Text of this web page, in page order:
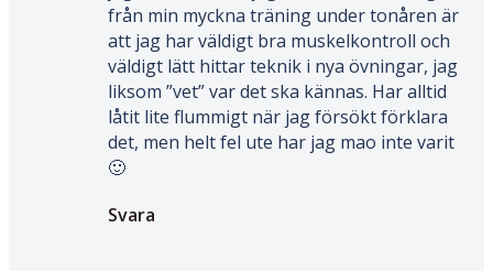
från min myckna träning under tonåren är
att jag har väldigt bra muskelkontroll och
väldigt lätt hittar teknik i nya övningar, jag
liksom ”vet” var det ska kännas. Har alltid
låtit lite flummigt när jag försökt förklara
det, men helt fel ute har jag mao inte varit
🙂
Svara